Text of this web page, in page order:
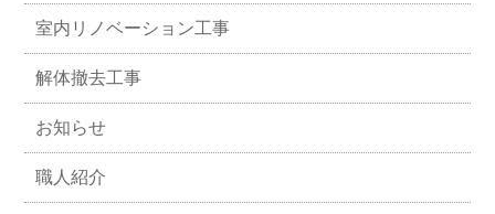
室内リノベーション工事
解体撤去工事
お知らせ
職人紹介